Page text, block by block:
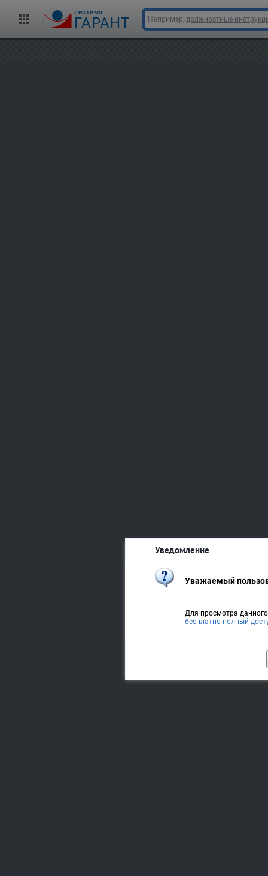
cистема
ГАРАНТ Например, должностные
Уведомление
Уважаемый
Для просмотра
бесплатно полный